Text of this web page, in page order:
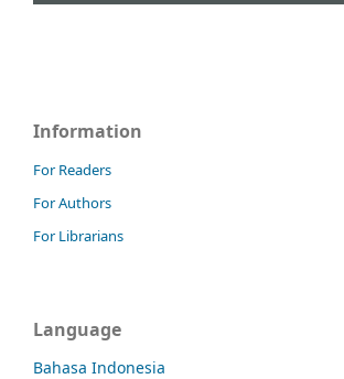
Information
For Readers
For Authors
For Librarians
Language
Bahasa Indonesia